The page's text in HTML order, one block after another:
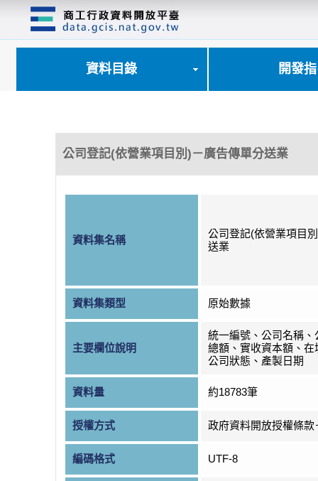
資料目錄 開發
公司登記(依營業項目別)－廣告傳單分送業
資料集名稱
公司登記(依營業項目
送業
資料集類型 原始數據
主要欄位說明
統一編號、公司名稱、
總額、實收資本額、在
公司狀態、產製日期
資料量 約18783筆
授權方式 政府資料開放授權條款
編碼格式 UTF-8